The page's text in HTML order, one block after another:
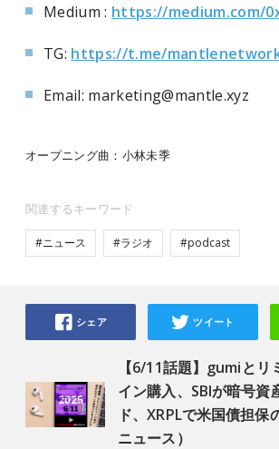
Medium : https://medium.com/
TG: https://t.me/
Email: marketing@mantle.xyz
オープニング曲：小林未季
関連するキーワード
#ニュース #ラジオ #podcast
【6/11話題】gumiとリ
イン購入、SBIが暗号資
ド、XRPLで米国債担保
ニュース）
シェア ツイート